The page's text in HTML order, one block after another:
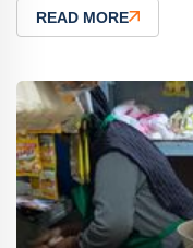
READ MORE